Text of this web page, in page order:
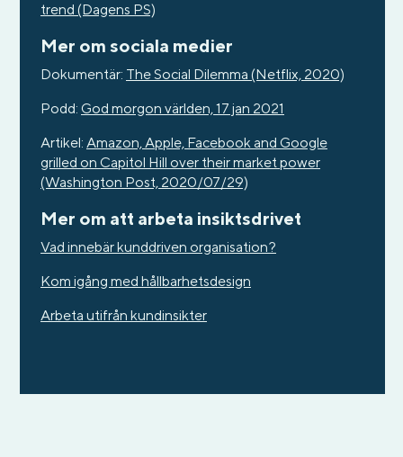
trend (Dagens PS)
Mer om sociala medier
Dokumentär: The Social Dilemma (Netflix, 2020)
Podd: God morgon världen, 17 jan 2021
Artikel: Amazon, Apple, Facebook and Google
grilled on Capitol Hill over their market power
(Washington Post, 2020/07/29)
Mer om att arbeta insiktsdrivet
Vad innebär kunddriven organisation?
Kom igång med hållbarhetsdesign
Arbeta utifrån kundinsikter